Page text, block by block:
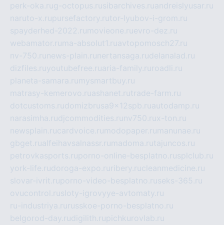
perk-oka.rug-octopus.rusibarchives.ruandreislyusar.ru
naruto-x.rupursefactory.rutor-lyubov-i-grom.ru
spayderhed-2022.ru movieone.ruevro-dez.ru
webamator.ru ma-absolut1.ruavtopomosch27.ru
nv-750.ru news-plain.ru nertansaga.rudelanalad.ru
dizfiles.ruyoutubefree.ruaria-family.ru roadli.ru
planeta-samara.ru mysmartbuy.ru
matrasy-kemerovo.ruashanet.rutrade-farm.ru
dotcustoms.rudomizbrusa9x12spb.ruautodamp.ru
narasimha.rudjcommodities.ru nv750.rux-ton.ru
newsplain.rucardvoice.ru modopaper.ru manunae.ru
gbget.rualfeihavsalnassr.ru madoma.rutajuncos.ru
petrovkasports.ruporno-online-besplatno.rusplclub.ru
york-life.rudoroga-expo.ru ribery.rucleanmedicine.ru
slovar-ivrit.ruporno-video-besplatno.ruseks-365.ru
ovucontrol.rusloty-igrovyye-avtomaty.ru
ru-industriya.ru russkoe-porno-besplatno.ru
belgorod-day.rudigilith.rupichkurovlab.ru